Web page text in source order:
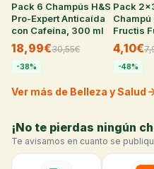
7°
Pack 6 Champús H&S
Pro-Expert Anticaída
con Cafeína, 300 ml
18,99€30,55€
-38%
Pack
Champú
Fructis
4,10€
-48%
Ver más de Belleza y Salud
¡No te pierdas ningún
Te avisamos en cuanto se